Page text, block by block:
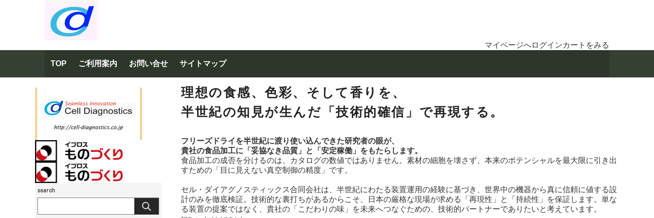
マイページへログインカートをみる
TOP ご利用案内 お問い合せ サイトマップ
理想の食感、色彩、そして香りを、
半世紀の知見が生んだ「技術的確信」で再現する。
フリーズドライを半世紀に渡り使い込んできた研究者の眼が、
貴社の食品加工に「妥協なき品質」と「安定稼働」をもたらします。
食品加工の成否を分けるのは、カタログの数値ではありません。素材の細胞を壊さず、本来のポテンシャルを最大限に引き出
すための「目に見えない真空制御の精度」です。
セル・ダイアグノスティックス合同会社は、半世紀にわたる装置運用の経験に基づき、世界中の機器から真に信頼に値する設
計のみを徹底検証。技術的な裏打ちがあるからこそ、日本の厳格な現場が求める「再現性」と「持続性」を保証します。単な
る装置の提案ではなく、貴社の「こだわりの味」を未来へつなぐための、技術的パートナーでありたいと考えています。